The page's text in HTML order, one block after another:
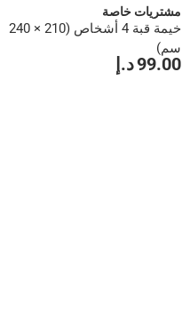
مشتريات خاصة
خيمة قبة 4 أشخاص (210 × 240
سم)
99.00 د.إ